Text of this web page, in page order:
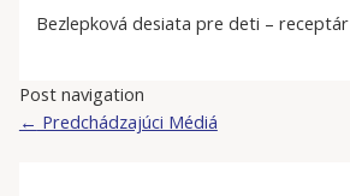
Bezlepková desiata pre deti – receptár
Post navigation
← Predchádzajúci Médiá